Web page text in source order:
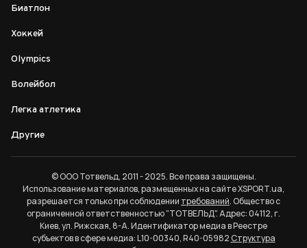
Биатлон
Хоккей
Olympics
Волейбол
Легка атлетика
Другие
© ООО Тотвельд, 2011 - 2025. Все права защищены.
Использование материалов, размещенных на сайте XSPORT.ua,
разрешается только при соблюдении требований. Общество с
ограниченной ответственностью "ТОТВЕЛЬД". Адрес: 04112, г.
Киев, ул. Рижская, 8-А. Идентификатор медиа в Реестре
субъектов в сфере медиа: L10-00340, R40-05982Структура